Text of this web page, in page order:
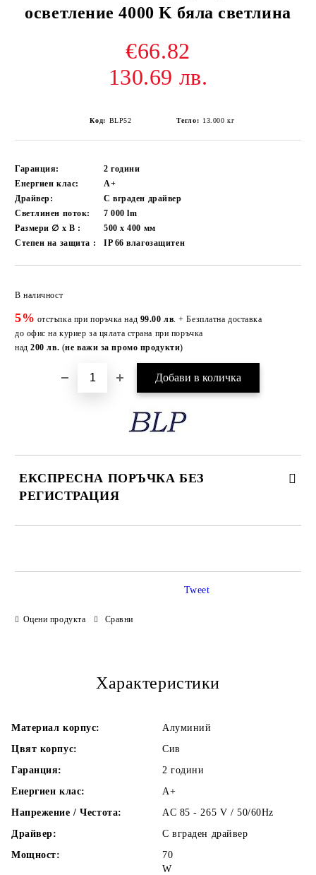
осветление 4000 K бяла светлина
€66.82
130.69 лв.
Код: BLP52 Тегло: 13.000 кг
Гаранция:
2 години
Енергиен клас:
A+
Драйвер:
С вграден драйвер
Светлинен поток:
7 000lm
Размери ∅ x В :
500 x 400 мм
Степен на защита :
IP 66 влагозащитен
В наличност
5% отстъпка при поръчка над 99.00 лв. + Безплатна доставка
до офис на куриер за цялата страна при поръчка
над 200 лв. (не важи за промо продукти)
ЕКСПРЕСНА ПОРЪЧКА БЕЗ
РЕГИСТРАЦИЯ
Оцени продукта Сравни
Tweet
Характеристики
Материал корпус:
Алуминий
Цвят корпус:
Сив
Гаранция:
2 години
Енергиен клас:
A+
Напрежение / Честота:
AC 85 - 265 V / 50/60Hz
Драйвер:
С вграден драйвер
Мощност:
70
W